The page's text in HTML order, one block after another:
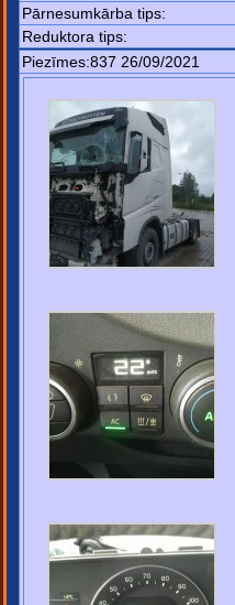
Pārnesumkārba tips:
Reduktora tips:
Piezīmes:837 26/09/2021